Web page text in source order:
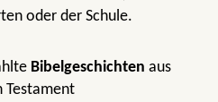
oder der Schule.
Bibelgeschichten aus
Testament